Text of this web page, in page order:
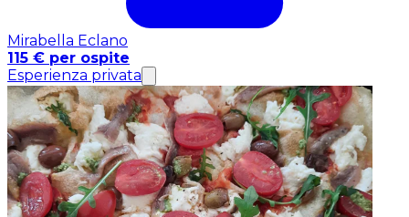
Mirabella Eclano
115 € per ospite
Esperienza privata